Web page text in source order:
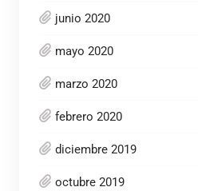
junio 2020
mayo 2020
marzo 2020
febrero 2020
diciembre 2019
octubre 2019